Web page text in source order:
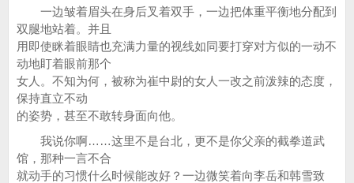
一边皱着眉头在身后叉着双手，一边把体重平衡地分配到
双腿地站着。并且
用即使眯着眼睛也充满力量的视线如同要打穿对方似的一动不
动地盯着眼前那个
女人。不知为何，被称为崔中尉的女人一改之前泼辣的态度，
保持直立不动
的姿势，甚至不敢转身面向他。
我说你啊……这里不是台北，更不是你父亲的截拳道武
馆，那种一言不合
就动手的习惯什么时候能改好？一边微笑着向李岳和韩雪致